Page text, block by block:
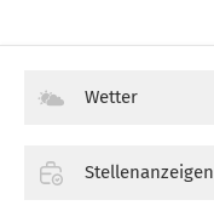
Wetter
Stellenanzeigen